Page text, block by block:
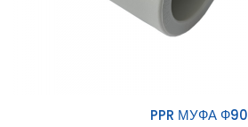
PPR МУФА Ф90